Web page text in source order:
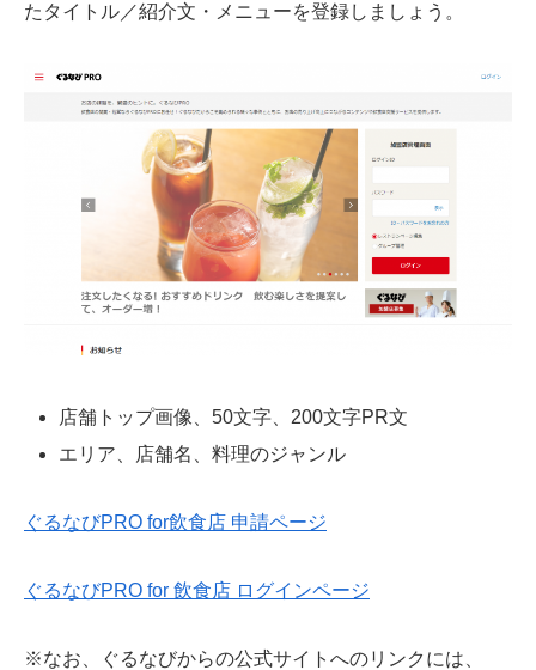
たタイトル／紹介文・メニューを登録しましょう。
店舗トップ画像、50文字、200文字PR文
エリア、店舗名、料理のジャンル
ぐるなびPRO for飲食店 申請ページ
ぐるなびPRO for 飲食店 ログインページ
※なお、ぐるなびからの公式サイトへのリンクには、